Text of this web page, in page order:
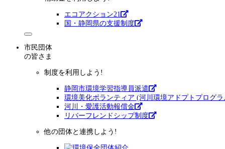
エコアクション21
国・静岡県の支援制度
市民団体
の皆さま
制度を利用しよう!
静岡市環境学習指導員派遣
環境美化ボランティア (河川環境アドプトプログラ
河川・愛護活動報償金
リバーフレンドシップ制度
他の団体と連携しよう!